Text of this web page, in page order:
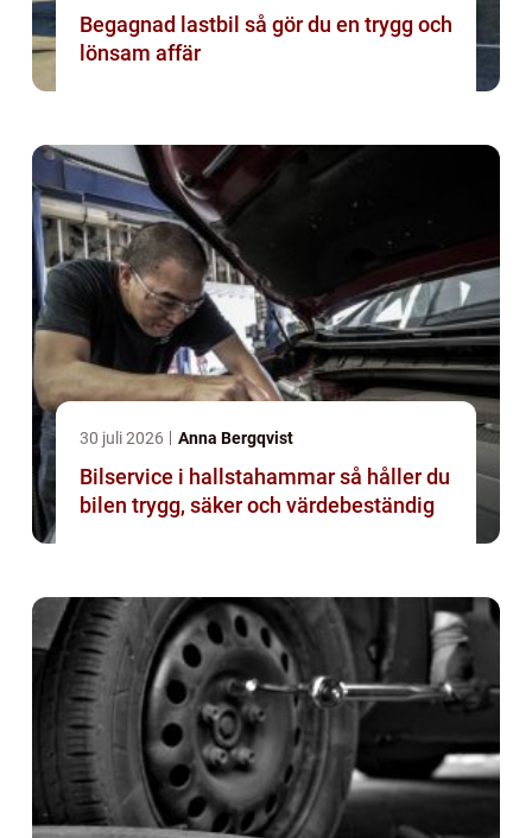
Begagnad lastbil så gör du en trygg och
lönsam affär
30 juli 2026 Anna Bergqvist
Bilservice i hallstahammar så håller du
bilen trygg, säker och värdebeständig